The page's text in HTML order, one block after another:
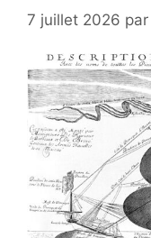
7 juillet 2026 par